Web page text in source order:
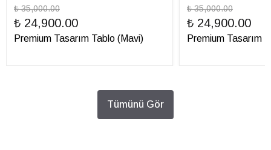
₺ 35,000.00
₺ 24,900.00
Premium Tasarım Tablo (Mavi)
₺ 35,000.00
₺ 24,900.00
Premium Tasarım
Tümünü Gör